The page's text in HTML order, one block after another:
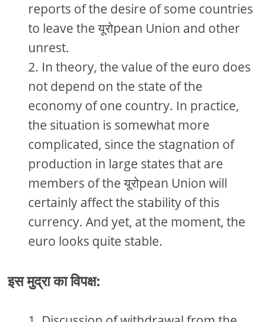
reports of the desire of some countries
to leave the यूरोpean Union and other
unrest.
In theory, the value of the euro does
not depend on the state of the
economy of one country. In practice,
the situation is somewhat more
complicated, since the stagnation of
production in large states that are
members of the यूरोpean Union will
certainly affect the stability of this
currency. And yet, at the moment, the
euro looks quite stable.
इस मुद्रा का विपक्ष: